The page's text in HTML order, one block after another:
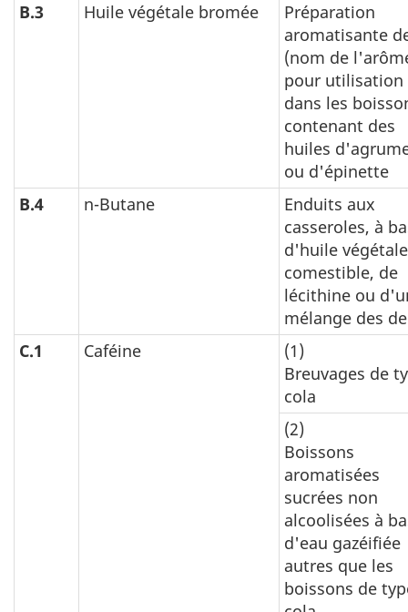
B.3
Huile végétale bromée
Préparation
aromatisante
(nom de
pour utilisation
dans les
contenant des
huiles
ou d'épinette
B.4
n-Butane
Enduits aux
casseroles, à
d'huile végétale
comestible, de
lécithine ou
mélange des
C.1
Caféine
(1)
Breuvages de
cola
(2)
Boissons
aromatisées
sucrées non
alcoolisées à
d'eau gazéifiée
autres que les
boissons de